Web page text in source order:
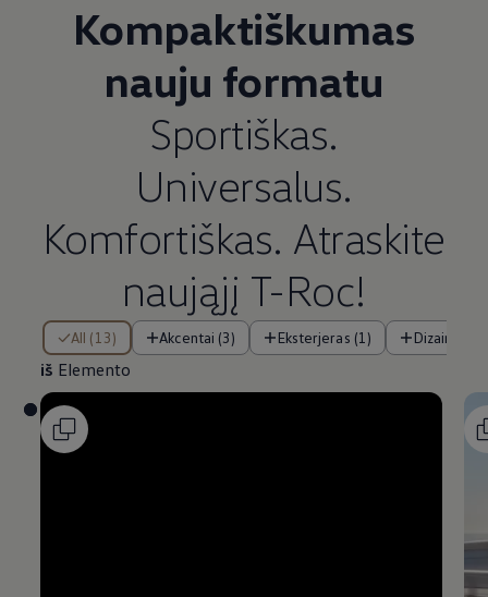
Kompaktiškumas
nauju formatu
Sportiškas.
Universalus.
Komfortiškas. Atraskite
naująjį T-Roc!
All (13) Akcentai (3) Eksterjeras (1) Dizainas (2)
iš Elemento
iš Elemento